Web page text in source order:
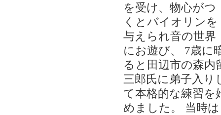
を受け、物心がつ
くとバイオリンを
与えられ音の世界
にお遊び、 7歳に
ると田辺市の森内
三郎氏に弟子入り
て本格的な練習を
めました。 当時は